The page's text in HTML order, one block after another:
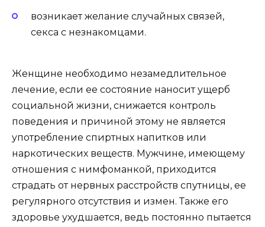
возникает желание случайных связей,
секса с незнакомцами.
Женщине необходимо незамедлительное
лечение, если ее состояние наносит ущерб
социальной жизни, снижается контроль
поведения и причиной этому не является
употребление спиртных напитков или
наркотических веществ. Мужчине, имеющему
отношения с нимфоманкой, приходится
страдать от нервных расстройств спутницы, ее
регулярного отсутствия и измен. Также его
здоровье ухудшается, ведь постоянно пытается